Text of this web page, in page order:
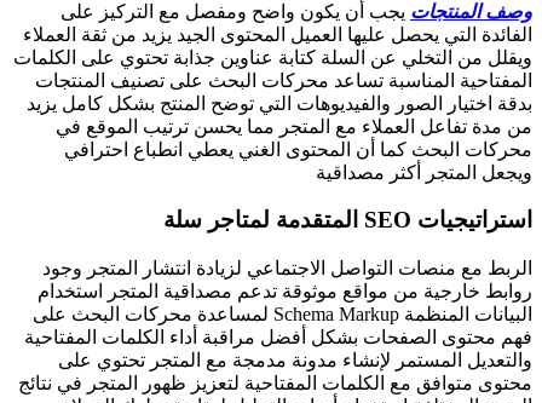
وصف المنتجات يجب أن يكون واضح ومفصل مع التركيز على
الفائدة التي يحصل عليها العميل المحتوى الجيد يزيد من ثقة العملاء
ويقلل من التخلي عن السلة كتابة عناوين جذابة تحتوي على الكلمات
المفتاحية المناسبة تساعد محركات البحث على تصنيف المنتجات
بدقة اختيار الصور والفيديوهات التي توضح المنتج بشكل كامل يزيد
من مدة تفاعل العملاء مع المتجر مما يحسن ترتيب الموقع في
محركات البحث كما أن المحتوى الغني يعطي انطباع احترافي
ويجعل المتجر أكثر مصداقية
استراتيجيات SEO المتقدمة لمتاجر سلة
الربط مع منصات التواصل الاجتماعي لزيادة انتشار المتجر وجود
روابط خارجية من مواقع موثوقة تدعم مصداقية المتجر استخدام
البيانات المنظمة Schema Markup لمساعدة محركات البحث على
فهم محتوى الصفحات بشكل أفضل مراقبة أداء الكلمات المفتاحية
والتعديل المستمر لإنشاء مدونة مدمجة مع المتجر تحتوي على
محتوى متوافق مع الكلمات المفتاحية لتعزيز ظهور المتجر في نتائج